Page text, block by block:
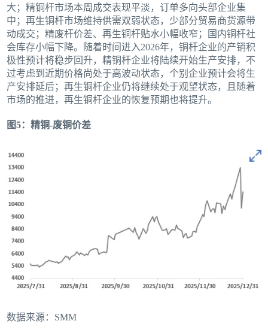
大；精铜杆市场本周成交表现平淡，订单多向头部企业集
中；再生铜杆市场维持供需双弱状态，少部分贸易商货源带
动成交；精废杆价差、再生铜杆贴水小幅收窄；国内铜杆社
会库存小幅下降。随着时间进入2026年，铜杆企业的产销积
极性预计将稳步回升，精铜杆企业将陆续开始生产安排，不
过考虑到近期价格尚处于高波动状态，个别企业预计会将生
产安排延后；再生铜杆企业仍将继续处于观望状态，且随着
市场的推进，再生铜杆企业的恢复预期也将提升。
图5：精铜-废铜价差
数据来源：SMM